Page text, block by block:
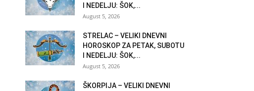
I NEDELJU: ŠOK,...
August 5, 2026
STRELAC – VELIKI DNEVNI
HOROSKOP ZA PETAK, SUBOTU
I NEDELJU: ŠOK,...
August 5, 2026
ŠKORPIJA – VELIKI DNEVNI